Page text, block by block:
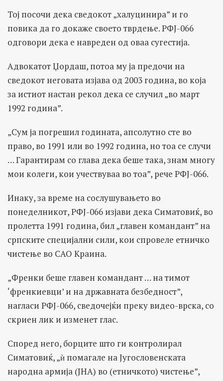
Тој посочи дека сведокот „халуцинира” и го
повика да го докаже своето тврдење. РФЈ-066
одговори дека е навреден од оваа сугестија.
Адвокатот Џордаш, потоа му ја предочи на
сведокот неговата изјава од 2003 година, во која
за истиот настан рекол дека се случил „во март
1992 година”.
„Сум ја погрешил годината, апсолутно сте во
право, во 1991 или во 1992 година, но тоа се случи
… Гарантирам со глава дека беше така, знам многу
мои колеги, кои учествуваа во тоа”, рече РФЈ-066.
Инаку, за време на сослушувањето во
понеделникот, РФЈ-066 изјави дека Симатовиќ, во
пролетта 1991 година, бил „главен командант” на
српските специјални сили, кои спровеле етничко
чистење во САО Краина.
„Френки беше главен командант … на тимот
‘френкиевци’ и на државната безбедност”,
нагласи РФЈ-066, сведочејќи преку видео-врска, со
скриен лик и изменет глас.
Според него, борците што ги контролирал
Симатовиќ, „ѝ помагале на Југословенската
народна армија (ЈНА) во (етничкото) чистење”,